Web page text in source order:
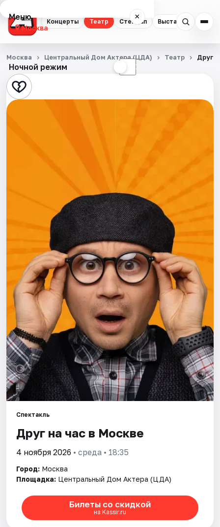
Концерты Театр Стендап Выставки
Меню ×
Москва
Концерты
Театр
Стендап
Площадки
Артисты
Рейтинги
Ночной режим ☾
Москва Центральный Дом Актера (ЦДА) Театр Друг
Спектакль
Друг на час в Москве
4 ноября 2026 • среда • 18:35
Город: Москва
Площадка: Центральный Дом Актера (ЦДА)
Билеты со скидкой
на Kassir.ru